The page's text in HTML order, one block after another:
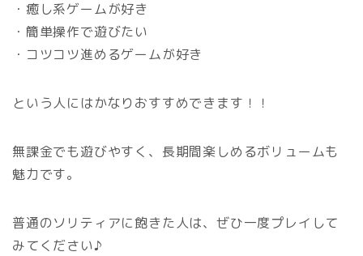
・癒し系ゲームが好き
・簡単操作で遊びたい
・コツコツ進めるゲームが好き
という人にはかなりおすすめできます！！
無課金でも遊びやすく、長期間楽しめるボリュームも
魅力です。
普通のソリティアに飽きた人は、ぜひ一度プレイして
みてください♪